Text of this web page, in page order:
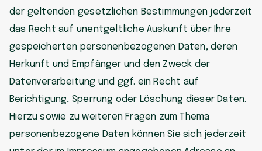
der geltenden gesetzlichen Bestimmungen jederzeit
das Recht auf unentgeltliche Auskunft über Ihre
gespeicherten personenbezogenen Daten, deren
Herkunft und Empfänger und den Zweck der
Datenverarbeitung und ggf. ein Recht auf
Berichtigung, Sperrung oder Löschung dieser Daten.
Hierzu sowie zu weiteren Fragen zum Thema
personenbezogene Daten können Sie sich jederzeit